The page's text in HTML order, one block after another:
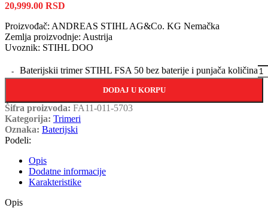
20,999.00 RSD
Proizvođač: ANDREAS STIHL AG&Co. KG Nemačka
Zemlja proizvodnje: Austrija
Uvoznik: STIHL DOO
Baterijskii trimer STIHL FSA 50 bez baterije i punjača količina
DODAJ U KORPU
Šifra proizvoda: FA11-011-5703
Kategorija: Trimeri
Oznaka: Baterijski
Podeli:
Opis
Dodatne informacije
Karakteristike
Opis